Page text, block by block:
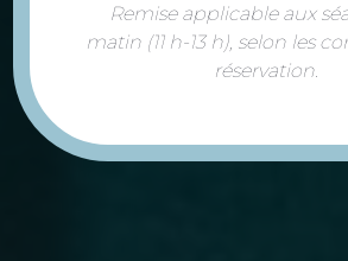
Remise applicable aux
matin (11 h-13 h), selon les
réservation.